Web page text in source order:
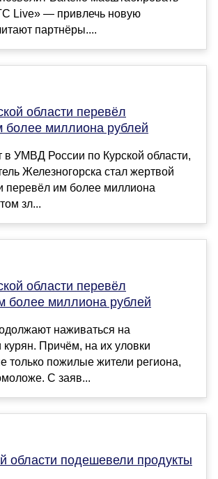
Live» — привлечь новую
партнёры....
области перевёл
более миллиона рублей
в УМВД России по Курской области,
Железногорска стал жертвой
перевёл им более миллиона
зл...
области перевёл
более миллиона рублей
наживаться на
курян. Причём, на их уловки
только пожилые жители региона,
С заяв...
области подешевели продукты